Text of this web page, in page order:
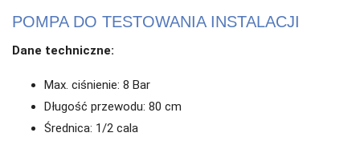
POMPA DO TESTOWANIA INSTALACJI
Dane techniczne:
Max. ciśnienie: 8 Bar
Długość przewodu: 80 cm
Średnica: 1/2 cala